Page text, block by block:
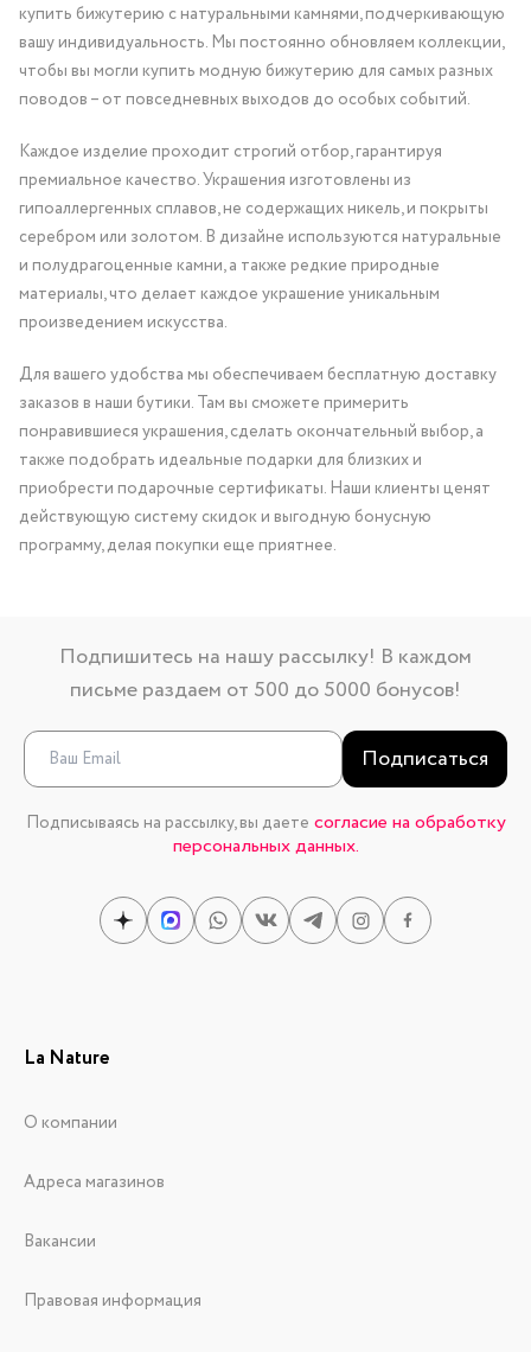
купить бижутерию с натуральными камнями, подчеркивающую
вашу индивидуальность. Мы постоянно обновляем коллекции,
чтобы вы могли купить модную бижутерию для самых разных
поводов – от повседневных выходов до особых событий.
Каждое изделие проходит строгий отбор, гарантируя
премиальное качество. Украшения изготовлены из
гипоаллергенных сплавов, не содержащих никель, и покрыты
серебром или золотом. В дизайне используются натуральные
и полудрагоценные камни, а также редкие природные
материалы, что делает каждое украшение уникальным
произведением искусства.
Для вашего удобства мы обеспечиваем бесплатную доставку
заказов в наши бутики. Там вы сможете примерить
понравившиеся украшения, сделать окончательный выбор, а
также подобрать идеальные подарки для близких и
приобрести подарочные сертификаты. Наши клиенты ценят
действующую систему скидок и выгодную бонусную
программу, делая покупки еще приятнее.
Подпишитесь на нашу рассылку! В каждом
письме раздаем от 500 до 5000 бонусов!
Подписаться
Подписываясь на рассылку, вы даете согласие на обработку
персональных данных.
La Nature
О компании
Адреса магазинов
Вакансии
Правовая информация